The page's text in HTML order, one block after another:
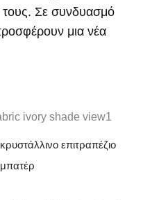
τους. Σε συνδυασμό
μια νέα
επιτραπέζιο